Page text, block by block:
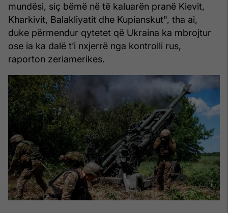
mundësi, siç bëmë në të kaluarën pranë Kievit,
Kharkivit, Balakliyatit dhe Kupianskut", tha ai,
duke përmendur qytetet që Ukraina ka mbrojtur
ose ia ka dalë t’i nxjerrë nga kontrolli rus,
raporton zeriamerikes.